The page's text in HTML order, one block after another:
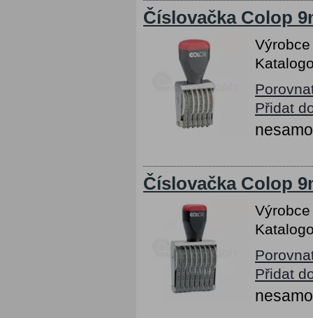
Číslovačka Colop
Přidat
Číslovačka Colop
Přidat